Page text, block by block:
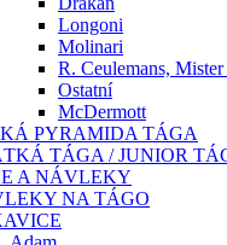
Longoni
Molinari
R. Ceulemans,
Ostatní
McDermott
PYRAMIDA TÁGA
TÁGA / JUNIOR
A NÁVLEKY
NA TÁGO